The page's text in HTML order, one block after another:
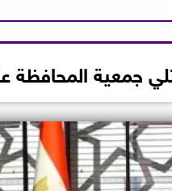
جمعية المحافظة